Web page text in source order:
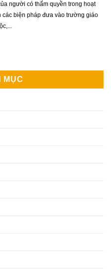
người có thẩm quyền trong hoạt
các biện pháp đưa vào trường giáo
MỤC